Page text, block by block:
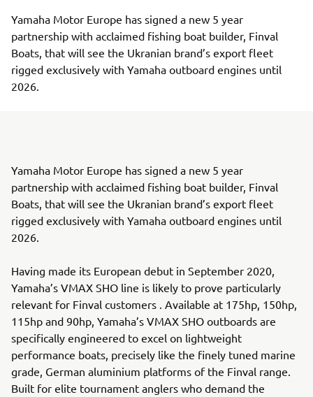
Yamaha Motor Europe has signed a new 5 year
partnership with acclaimed fishing boat builder, Finval
Boats, that will see the Ukranian brand’s export fleet
rigged exclusively with Yamaha outboard engines until
2026.
Yamaha Motor Europe has signed a new 5 year
partnership with acclaimed fishing boat builder, Finval
Boats, that will see the Ukranian brand’s export fleet
rigged exclusively with Yamaha outboard engines until
2026.
Having made its European debut in September 2020,
Yamaha’s VMAX SHO line is likely to prove particularly
relevant for Finval customers . Available at 175hp, 150hp,
115hp and 90hp, Yamaha’s VMAX SHO outboards are
specifically engineered to excel on lightweight
performance boats, precisely like the finely tuned marine
grade, German aluminium platforms of the Finval range.
Built for elite tournament anglers who demand the